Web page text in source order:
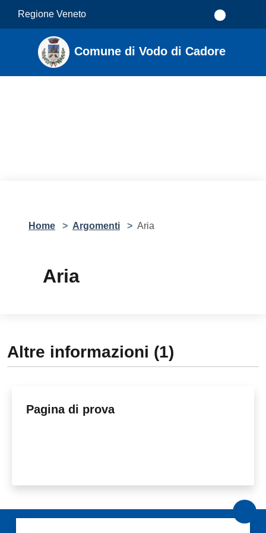
Regione Veneto
Comune di Vodo di Cadore
Home > Argomenti > Aria
Aria
Altre informazioni (1)
Pagina di prova